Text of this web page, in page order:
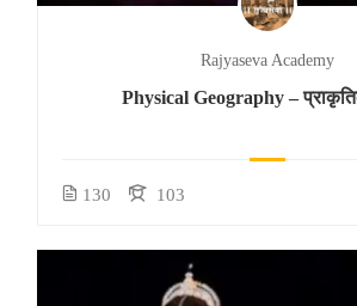
Rajyaseva Academy
Physical Geography –
130 103